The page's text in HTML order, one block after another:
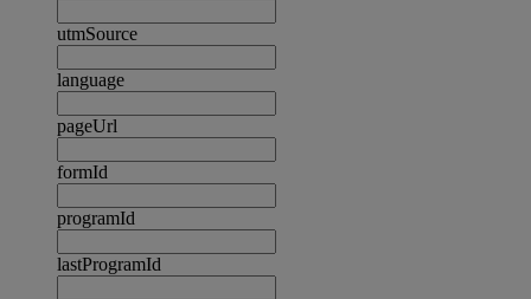
utmSource
language
pageUrl
formId
programId
lastProgramId